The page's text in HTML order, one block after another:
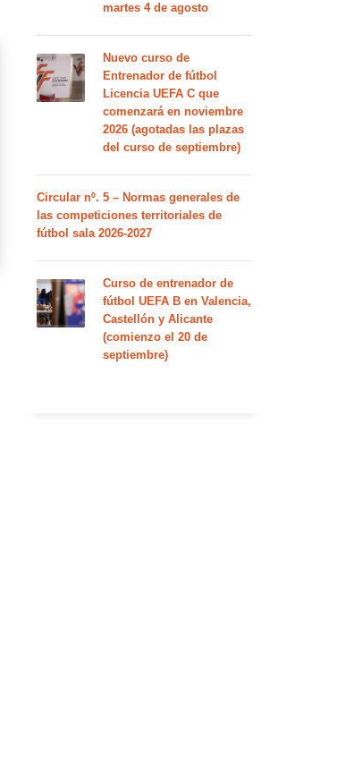
martes 4 de agosto
Nuevo curso de
Entrenador de fútbol
Licencia UEFA C que
comenzará en noviembre
2026 (agotadas las plazas
del curso de septiembre)
Circular nº. 5 – Normas generales de
las competiciones territoriales de
fútbol sala 2026-2027
Curso de entrenador de
fútbol UEFA B en Valencia,
Castellón y Alicante
(comienzo el 20 de
septiembre)